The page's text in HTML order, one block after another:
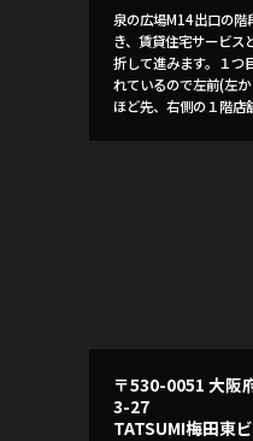
泉の広場M14出口の階
き、賃貸住宅サービス
折して進みます。１つ
れているので左前(左
ほど先、右側の１階店
〒530-0051 大阪
3-27
TATSUMI梅田東